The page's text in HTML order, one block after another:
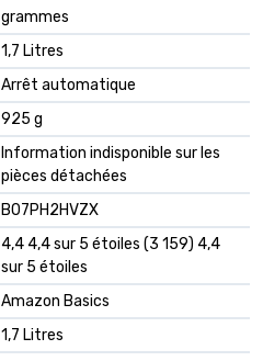
grammes
‎1,7 Litres
‎Arrêt automatique
‎925 g
‎Information indisponible sur les
pièces détachées
B07PH2HVZX
4,4 4,4 sur 5 étoiles (3 159) 4,4
sur 5 étoiles
Amazon Basics
1,7 Litres